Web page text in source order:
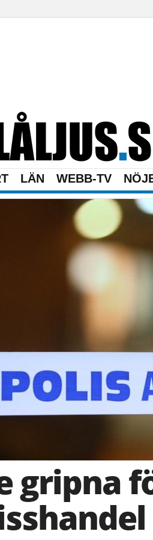
LÄN WEBB-TV
gripna